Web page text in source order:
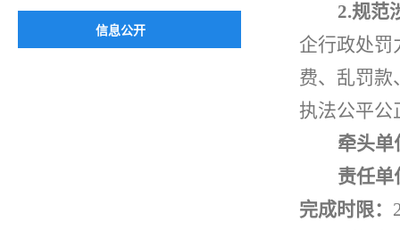
信息公开
2.规范
企行政处罚
费、乱罚款
执法公平公
牵头单
责任单
完成时限：